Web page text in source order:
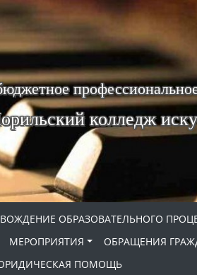
колледж
ОБРАЗОВАТЕЛЬНОГО
МЕРОПРИЯТИЯ
ОБРАЩЕНИЯ
ПОМОЩЬ